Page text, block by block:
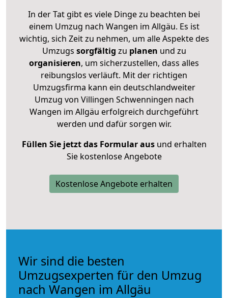
In der Tat gibt es viele Dinge zu beachten bei
einem Umzug nach Wangen im Allgäu. Es ist
wichtig, sich Zeit zu nehmen, um alle Aspekte des
Umzugs sorgfältig zu planen und zu
organisieren, um sicherzustellen, dass alles
reibungslos verläuft. Mit der richtigen
Umzugsfirma kann ein deutschlandweiter
Umzug von Villingen Schwenningen nach
Wangen im Allgäu erfolgreich durchgeführt
werden und dafür sorgen wir.
Füllen Sie jetzt das Formular ausund erhalten
Sie kostenlose Angebote
Kostenlose Angebote erhalten
Wir sind die besten
Umzugsexperten für den Umzug
nach Wangen im Allgäu